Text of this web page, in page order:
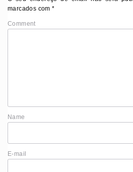
marcados com*
Comment
E-